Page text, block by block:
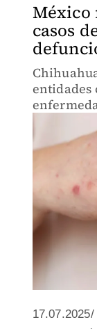
México
casos
entidades
17.07.2025/